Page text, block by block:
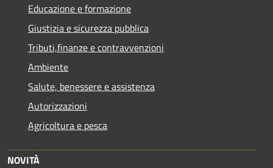
Educazione e formazione
Giustizia e sicurezza pubblica
Tributi,finanze e contravvenzioni
Ambiente
Salute, benessere e assistenza
Autorizzazioni
Agricoltura e pesca
NOVITÀ